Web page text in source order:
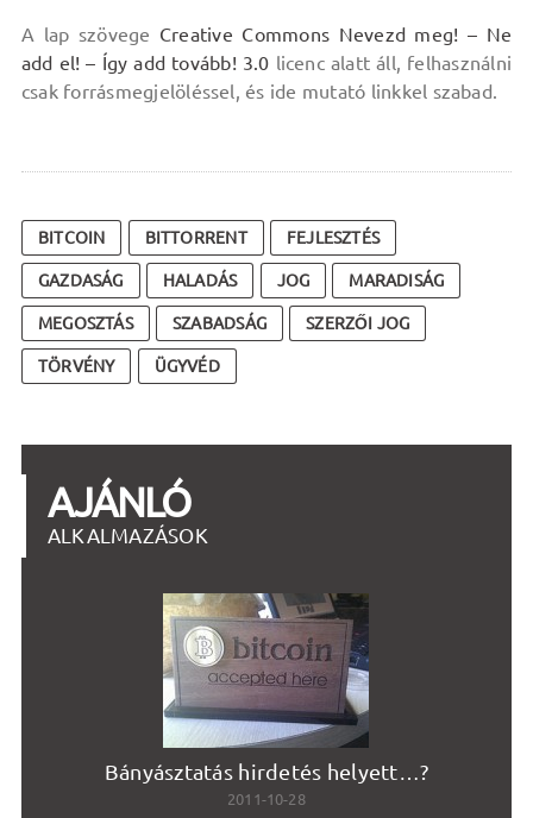
A lap szövege Creative Commons Nevezd meg! – Ne
add el! – Így add tovább! 3.0 licenc alatt áll, felhasználni
csak forrásmegjelöléssel, és ide mutató linkkel szabad.
BITCOIN BITTORRENT FEJLESZTÉS
GAZDASÁG HALADÁS JOG MARADISÁG
MEGOSZTÁS SZABADSÁG SZERZŐI JOG
TÖRVÉNY ÜGYVÉD
AJÁNLÓ
ALKALMAZÁSOK
Bányásztatás hirdetés helyett…?
2011-10-28